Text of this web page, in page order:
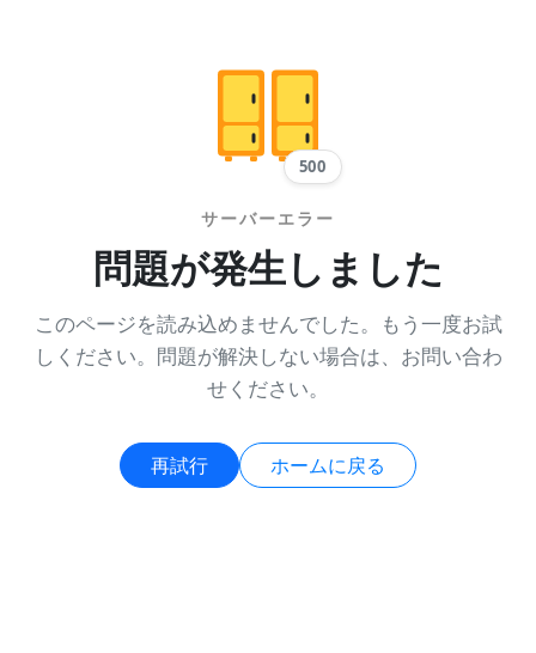
500
サーバーエラー
問題が発生しました
このページを読み込めませんでした。もう一度お試
しください。問題が解決しない場合は、お問い合わ
せください。
再試行 ホームに戻る